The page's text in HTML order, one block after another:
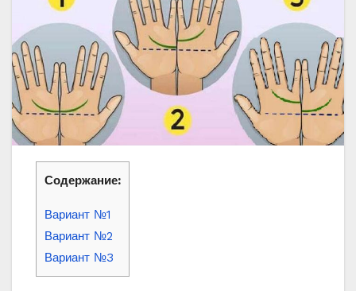
Содержание:
Вариант №1
Вариант №2
Вариант №3